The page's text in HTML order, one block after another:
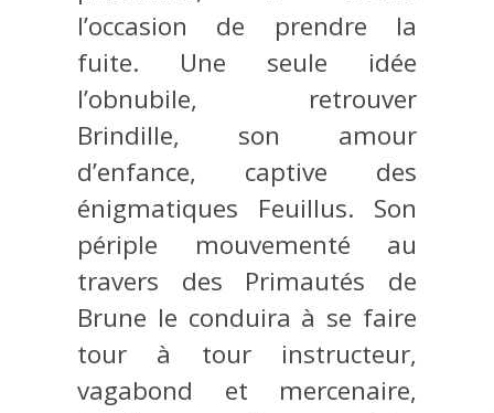
l’occasion de prendre la
fuite. Une seule idée
l’obnubile, retrouver
Brindille, son amour
d’enfance, captive des
énigmatiques Feuillus. Son
périple mouvementé au
travers des Primautés de
Brune le conduira à se faire
tour à tour instructeur,
vagabond et mercenaire,